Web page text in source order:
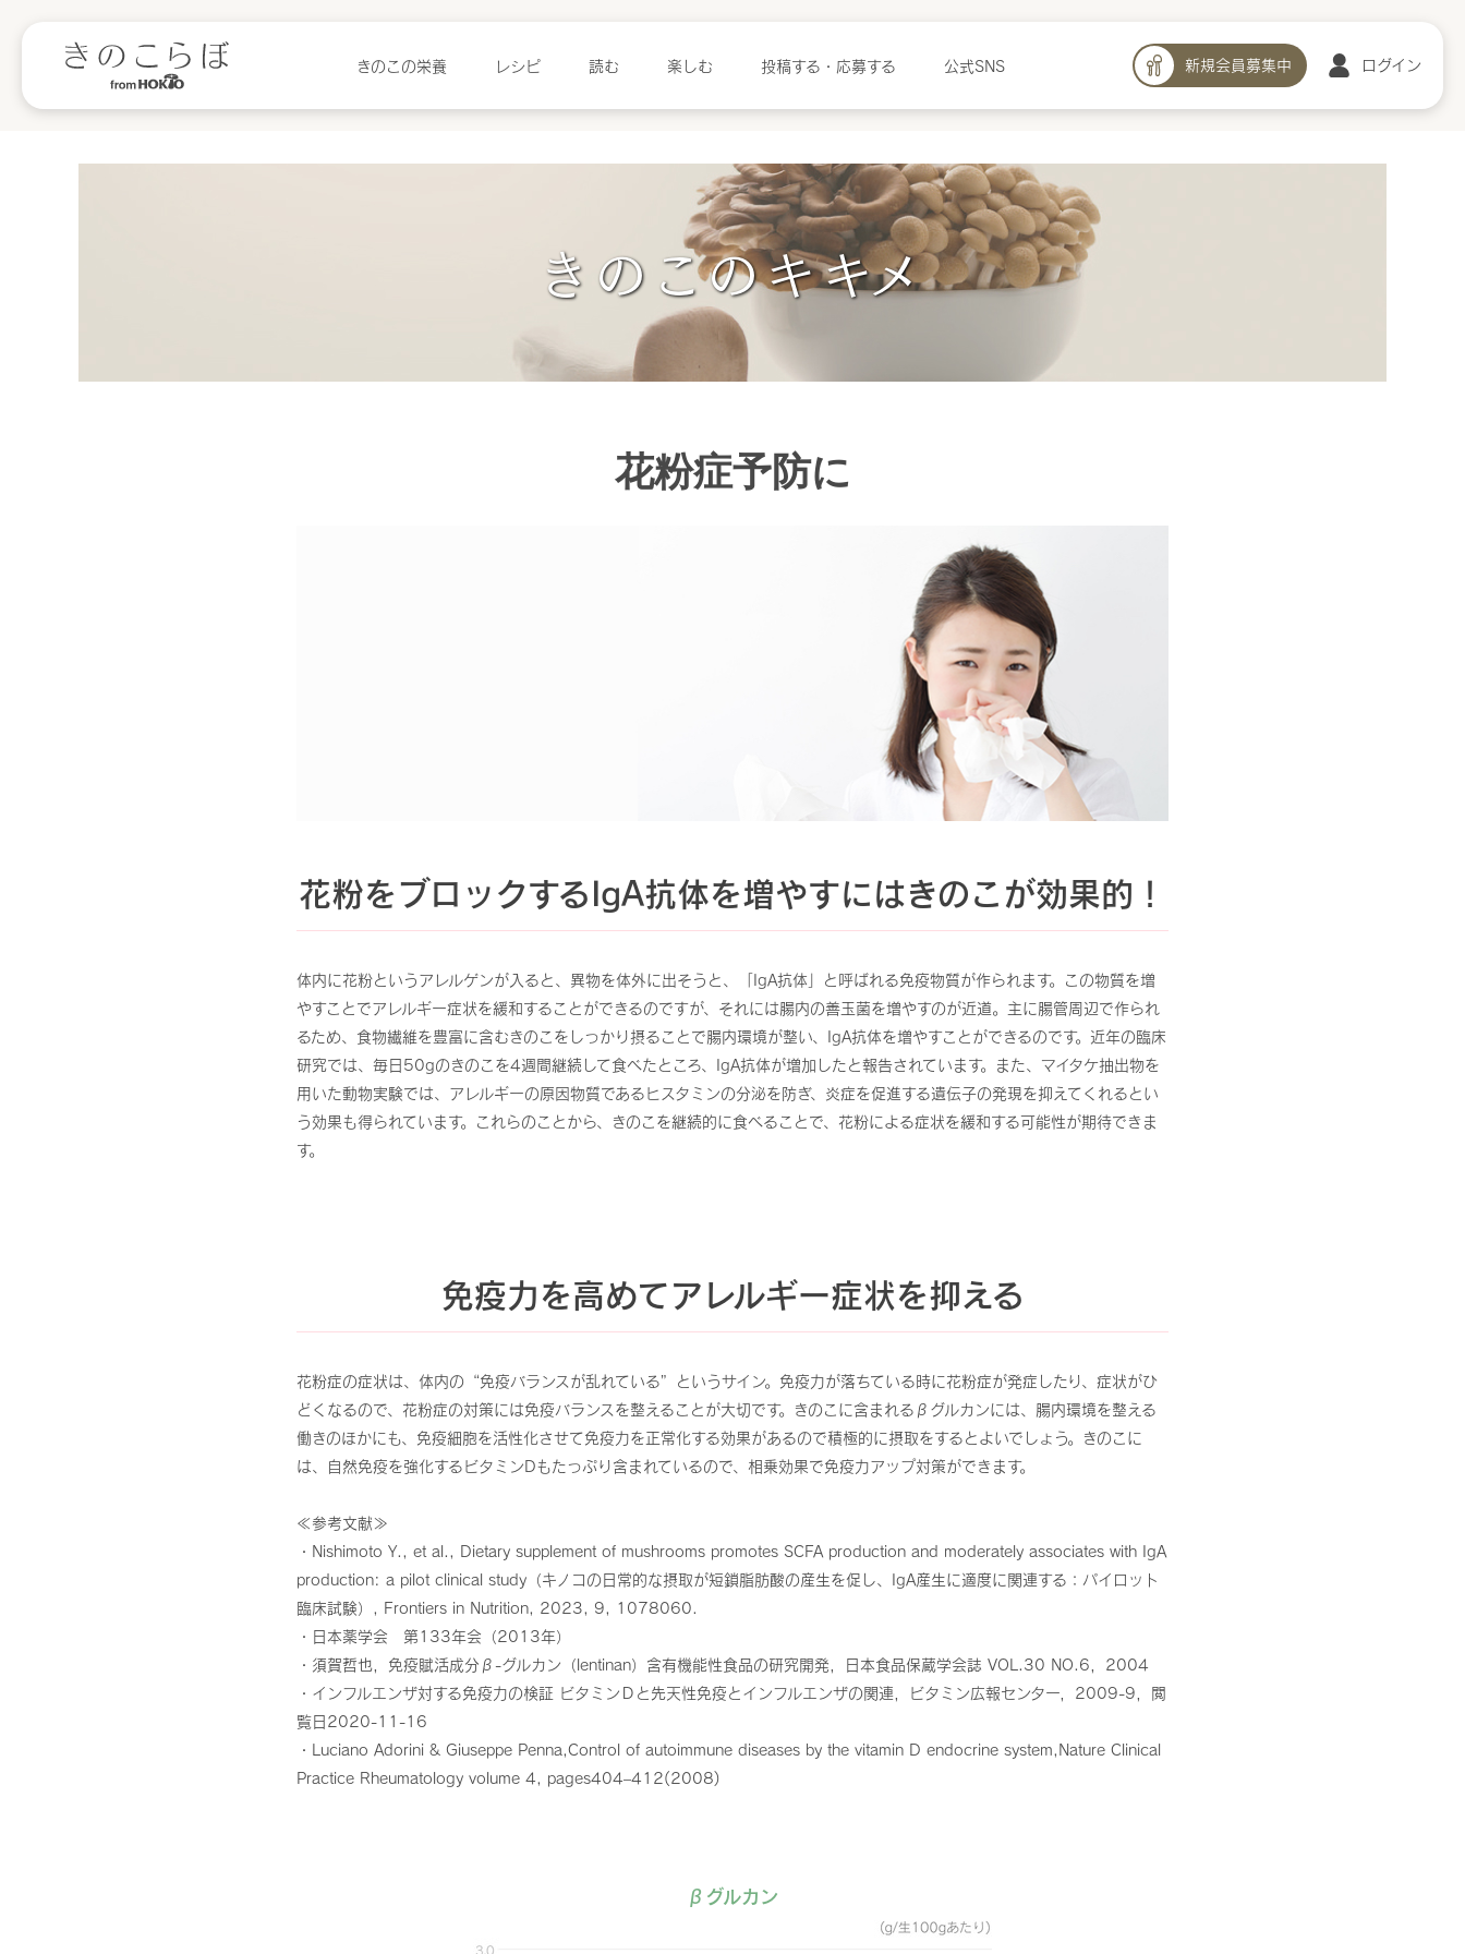
きのこの栄養 レシピ 読む 楽しむ 投稿する・応募する 公式SNS 新規会員募集中 ログイン
きのこのキキメ
花粉症予防に
花粉をブロックするIgA抗体を増やすにはきのこが効果的！
体内に花粉というアレルゲンが入ると、異物を体外に出そうと、「IgA抗体」と呼ばれる免疫物質が作られます。この物質を増
やすことでアレルギー症状を緩和することができるのですが、それには腸内の善玉菌を増やすのが近道。主に腸管周辺で作られ
るため、食物繊維を豊富に含むきのこをしっかり摂ることで腸内環境が整い、IgA抗体を増やすことができるのです。近年の臨床
研究では、毎日50gのきのこを4週間継続して食べたところ、IgA抗体が増加したと報告されています。また、マイタケ抽出物を
用いた動物実験では、アレルギーの原因物質であるヒスタミンの分泌を防ぎ、炎症を促進する遺伝子の発現を抑えてくれるとい
う効果も得られています。これらのことから、きのこを継続的に食べることで、花粉による症状を緩和する可能性が期待できま
す。
免疫力を高めてアレルギー症状を抑える
花粉症の症状は、体内の“免疫バランスが乱れている”というサイン。免疫力が落ちている時に花粉症が発症したり、症状がひ
どくなるので、花粉症の対策には免疫バランスを整えることが大切です。きのこに含まれるβグルカンには、腸内環境を整える
働きのほかにも、免疫細胞を活性化させて免疫力を正常化する効果があるので積極的に摂取をするとよいでしょう。きのこに
は、自然免疫を強化するビタミンDもたっぷり含まれているので、相乗効果で免疫力アップ対策ができます。
≪参考文献≫
・Nishimoto Y., et al., Dietary supplement of mushrooms promotes SCFA production and moderately associates with IgA
production: a pilot clinical study（キノコの日常的な摂取が短鎖脂肪酸の産生を促し、IgA産生に適度に関連する：パイロット
臨床試験）, Frontiers in Nutrition, 2023, 9, 1078060.
・日本薬学会 第133年会（2013年）
・須賀哲也，免疫賦活成分β-グルカン（lentinan）含有機能性食品の研究開発，日本食品保蔵学会誌 VOL.30 NO.6，2004
・インフルエンザ対する免疫力の検証 ビタミンＤと先天性免疫とインフルエンザの関連，ビタミン広報センター，2009-9，閲
覧日2020-11-16
・Luciano Adorini & Giuseppe Penna,Control of autoimmune diseases by the vitamin D endocrine system,Nature Clinical
Practice Rheumatology volume 4, pages404–412(2008)
βグルカン